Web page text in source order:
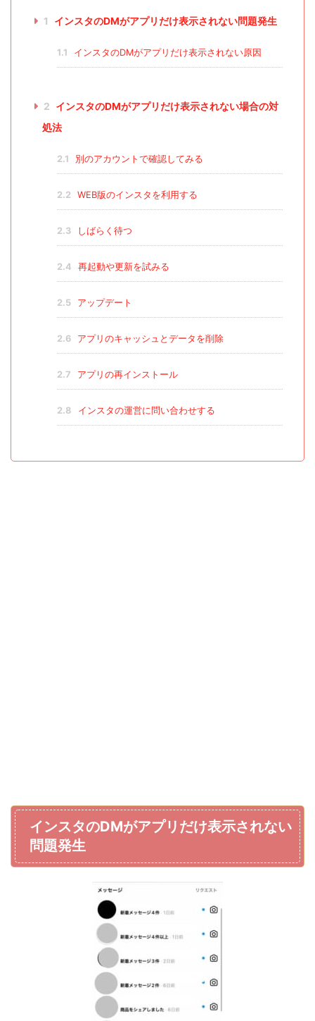
1 インスタのDMがアプリだけ表示されない問題発生
1.1 インスタのDMがアプリだけ表示されない原因
2 インスタのDMがアプリだけ表示されない場合の対
処法
2.1 別のアカウントで確認してみる
2.2 WEB版のインスタを利用する
2.3 しばらく待つ
2.4 再起動や更新を試みる
2.5 アップデート
2.6 アプリのキャッシュとデータを削除
2.7 アプリの再インストール
2.8 インスタの運営に問い合わせする
インスタのDMがアプリだけ表示されない
問題発生